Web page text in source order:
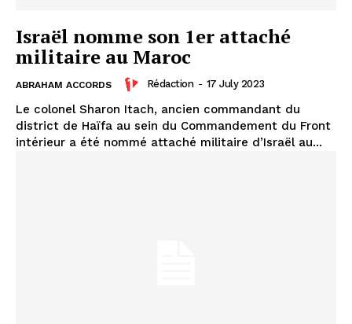
S'ABONNER MAINTENANT
Israël nomme son 1er attaché
militaire au Maroc
ABRAHAM ACCORDS Rédaction - 17 July 2023
Le colonel Sharon Itach, ancien commandant du
district de Haïfa au sein du Commandement du Front
intérieur a été nommé attaché militaire d’Israël au...